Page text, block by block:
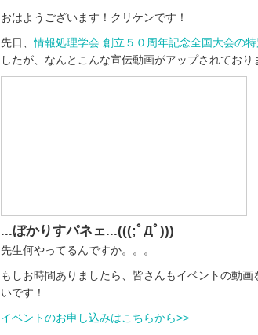
c
e
b
o
おはようございます！クリケンです！
先日、情報処理学会 創立５０周年記念全国大会の
したが、なんとこんな宣伝動画がアップされており
...ぼかりすパネェ...(((;ﾟДﾟ)))
先生何やってるんですか。。。
もしお時間ありましたら、皆さんもイベントの動
いです！
イベントのお申し込みはこちらから>>